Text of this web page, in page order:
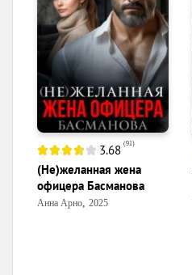
3.68 (91)
(Не)желанная жена
офицера Басманова
Анна Арно, 2025